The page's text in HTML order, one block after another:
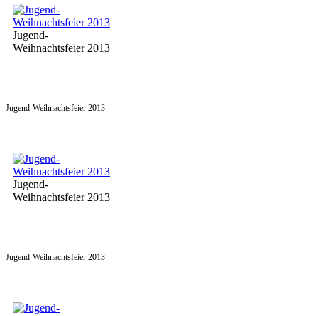
Jugend-
Weihnachtsfeier 2013
Jugend-Weihnachtsfeier 2013
Jugend-
Weihnachtsfeier 2013
Jugend-Weihnachtsfeier 2013